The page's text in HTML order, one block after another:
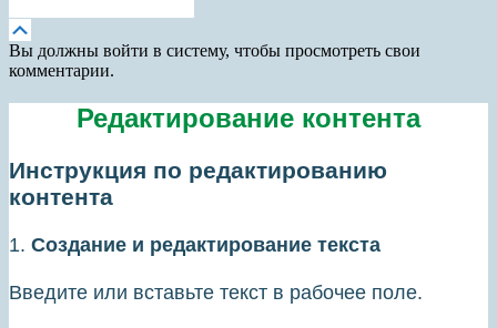
вверх
Вы должны войти в систему, чтобы просмотреть свои
комментарии.
Редактирование контента
Инструкция по редактированию
контента
1. Создание и редактирование текста
Введите или вставьте текст в рабочее поле.